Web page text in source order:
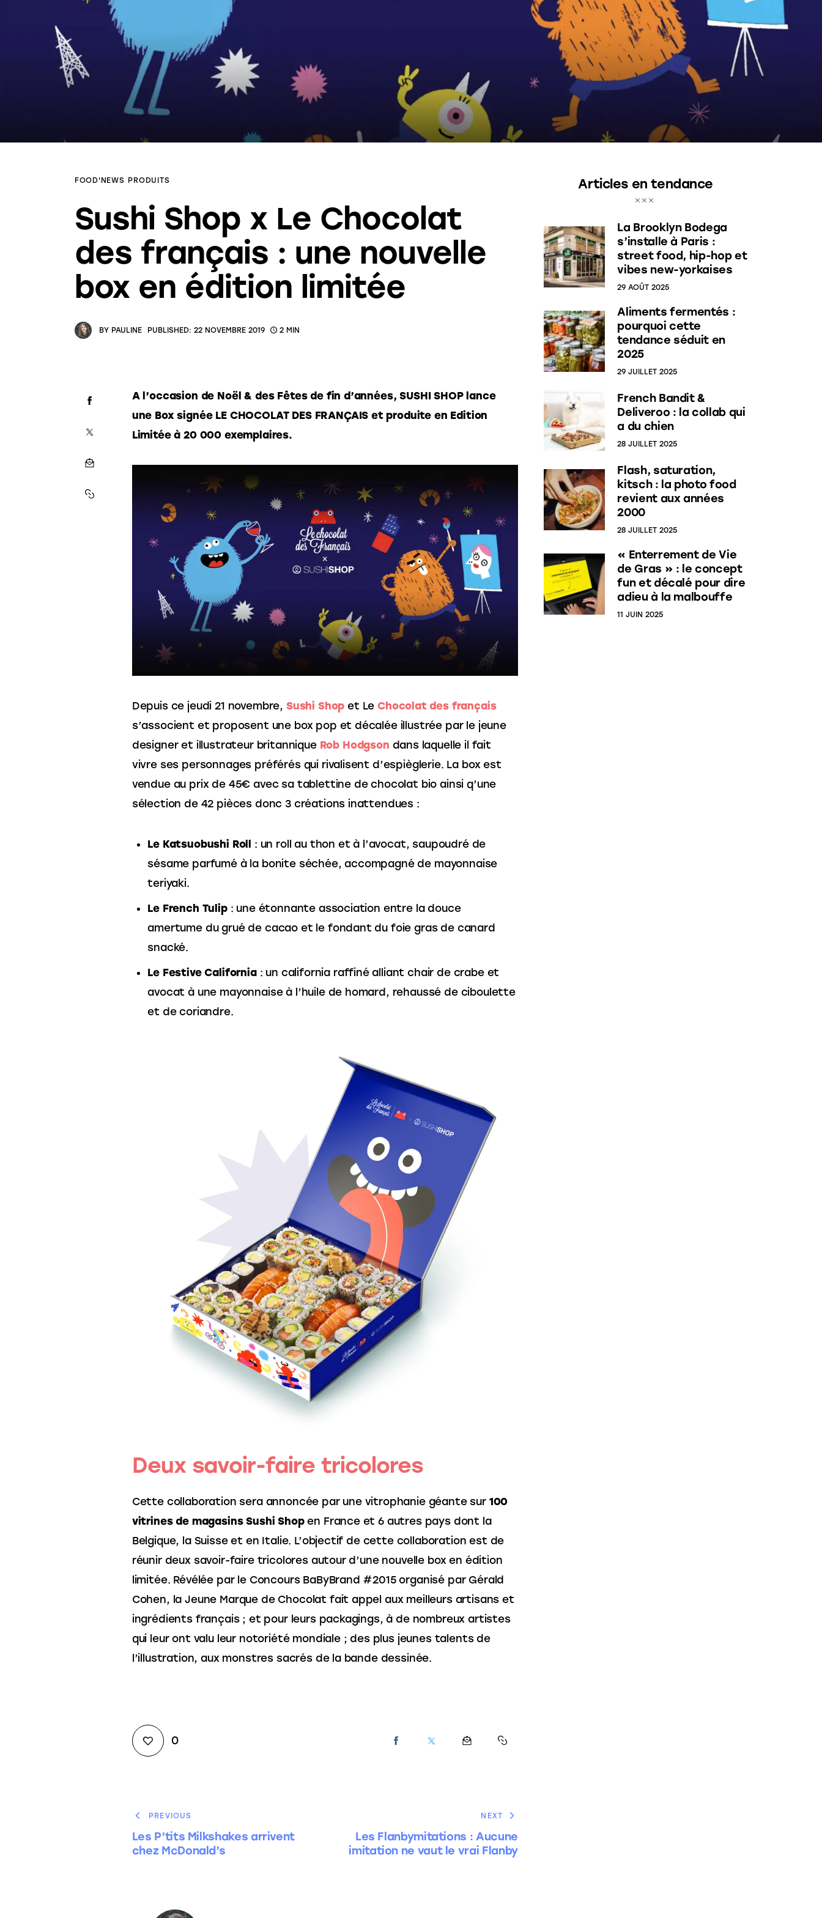
FOOD'NEWS PRODUITS
Sushi Shop x Le Chocolat
des français : une nouvelle
box en édition limitée
BY PAULINE PUBLISHED: 22 NOVEMBRE 2019 2 MIN
A l’occasion de Noël & des Fêtes de fin d’années, SUSHI SHOP lance
une Box signée LE CHOCOLAT DES FRANÇAIS et produite en Edition
Limitée à 20 000 exemplaires.
Depuis ce jeudi 21 novembre, Sushi Shop et Le Chocolat des français
s’associent et proposent une box pop et décalée illustrée par le jeune
designer et illustrateur britannique Rob Hodgson dans laquelle il fait
vivre ses personnages préférés qui rivalisent d’espièglerie. La box est
vendue au prix de 45€ avec sa tablettine de chocolat bio ainsi q’une
sélection de 42 pièces donc 3 créations inattendues :
Le Katsuobushi Roll : un roll au thon et à l’avocat, saupoudré de
sésame parfumé à la bonite séchée, accompagné de mayonnaise
teriyaki.
Le French Tulip : une étonnante association entre la douce
amertume du grué de cacao et le fondant du foie gras de canard
snacké.
Le Festive California: un california raffiné alliant chair de crabe et
avocat à une mayonnaise à l’huile de homard, rehaussé de ciboulette
et de coriandre.
Deux savoir-faire tricolores
Cette collaboration sera annoncée par une vitrophanie géante sur 100
vitrines de magasins Sushi Shop en France et 6 autres pays dont la
Belgique, la Suisse et en Italie. L’objectif de cette collaboration est de
réunir deux savoir-faire tricolores autour d’une nouvelle box en édition
limitée. Révélée par le Concours BaByBrand #2015 organisé par Gérald
Cohen, la Jeune Marque de Chocolat fait appel aux meilleurs artisans et
ingrédients français ; et pour leurs packagings, à de nombreux artistes
qui leur ont valu leur notoriété mondiale ; des plus jeunes talents de
l’illustration, aux monstres sacrés de la bande dessinée.
0
PREVIOUS
Les P’tits Milkshakes arrivent
chez McDonald’s
NEXT
Les Flanbymitations : Aucune
imitation ne vaut le vrai Flanby
Articles en tendance
La Brooklyn Bodega
s’installe à Paris :
street food, hip-hop et
vibes new-yorkaises
29 AOÛT 2025
Aliments fermentés :
pourquoi cette
tendance séduit en
2025
29 JUILLET 2025
French Bandit &
Deliveroo : la collab qui
a du chien
28 JUILLET 2025
Flash, saturation,
kitsch : la photo food
revient aux années
2000
28 JUILLET 2025
« Enterrement de Vie
de Gras » : le concept
fun et décalé pour dire
adieu à la malbouffe
11 JUIN 2025